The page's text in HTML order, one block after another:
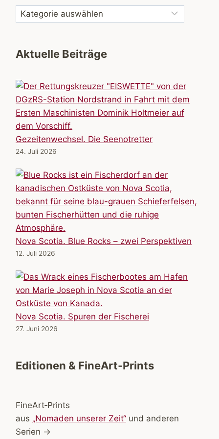
Aktuelle Beiträge
Gezeitenwechsel. Die Seenotretter
24. Juli 2026
Nova Scotia. Blue Rocks – zwei Perspektiven
12. Juli 2026
Nova Scotia. Spuren der Fischerei
27. Juni 2026
Editionen & FineArt-Prints
FineArt‑Prints
aus „Nomaden unserer Zeit“ und anderen
Serien →